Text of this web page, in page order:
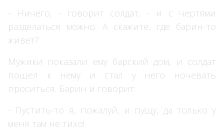
- Ничего, - говорит солдат, - и с чертями
разделаться можно. А скажите, где барин-то
живет?
Мужики показали ему барский дом, и солдат
пошел к нему и стал у него ночевать
проситься. Барин и говорит:
- Пустить-то я, пожалуй, и пущу, да только у
меня там не тихо!